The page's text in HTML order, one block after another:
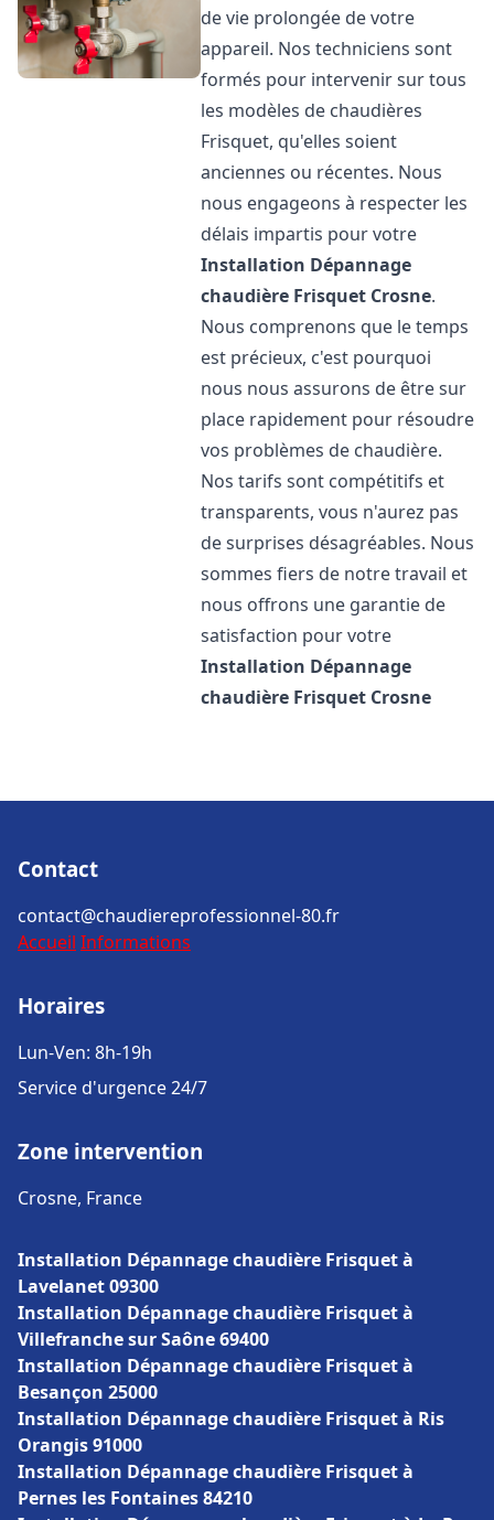
de vie prolongée de votre
appareil. Nos techniciens sont
formés pour intervenir sur tous
les modèles de chaudières
Frisquet, qu'elles soient
anciennes ou récentes. Nous
nous engageons à respecter les
délais impartis pour votre
Installation Dépannage
chaudière Frisquet Crosne.
Nous comprenons que le temps
est précieux, c'est pourquoi
nous nous assurons de être sur
place rapidement pour résoudre
vos problèmes de chaudière.
Nos tarifs sont compétitifs et
transparents, vous n'aurez pas
de surprises désagréables. Nous
sommes fiers de notre travail et
nous offrons une garantie de
satisfaction pour votre
Installation Dépannage
chaudière Frisquet Crosne
Contact
contact@chaudiereprofessionnel-80.fr
Accueil Informations
Horaires
Lun-Ven: 8h-19h
Service d'urgence 24/7
Zone intervention
Crosne, France
Installation Dépannage chaudière Frisquet à
Lavelanet 09300
Installation Dépannage chaudière Frisquet à
Villefranche sur Saône 69400
Installation Dépannage chaudière Frisquet à
Besançon 25000
Installation Dépannage chaudière Frisquet à Ris
Orangis 91000
Installation Dépannage chaudière Frisquet à
Pernes les Fontaines 84210